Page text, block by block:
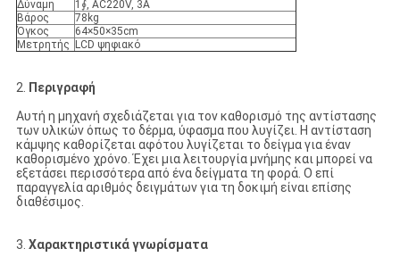
Δύναμη
1∮, AC220V, 3A
Βάρος
78kg
Όγκος
64×50×35cm
Μετρητής
LCD ψηφιακό
2. Περιγραφή
Αυτή η μηχανή σχεδιάζεται για τον καθορισμό της αντίστασης
των υλικών όπως το δέρμα, ύφασμα που λυγίζει. Η αντίσταση
κάμψης καθορίζεται αφότου λυγίζεται το δείγμα για έναν
καθορισμένο χρόνο. Έχει μια λειτουργία μνήμης και μπορεί να
εξετάσει περισσότερα από ένα δείγματα τη φορά. Ο επί
παραγγελία αριθμός δειγμάτων για τη δοκιμή είναι επίσης
διαθέσιμος.
3. Χαρακτηριστικά γνωρίσματα